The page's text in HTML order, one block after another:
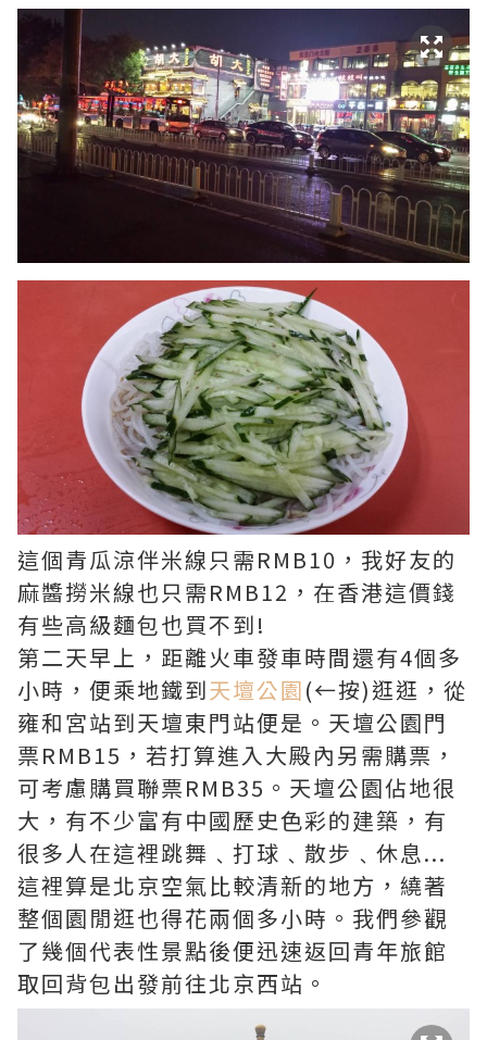
這個青瓜涼伴米線只需RMB10，我好友的
麻醬撈米線也只需RMB12，在香港這價錢
有些高級麵包也買不到!
第二天早上，距離火車發車時間還有4個多
小時，便乘地鐵到天壇公園(←按)逛逛，從
雍和宮站到天壇東門站便是。天壇公園門
票RMB15，若打算進入大殿內另需購票，
可考慮購買聯票RMB35。天壇公園佔地很
大，有不少富有中國歷史色彩的建築，有
很多人在這裡跳舞﹑打球﹑散步﹑休息...
這裡算是北京空氣比較清新的地方，繞著
整個園閒逛也得花兩個多小時。我們參觀
了幾個代表性景點後便迅速返回青年旅館
取回背包出發前往北京西站。